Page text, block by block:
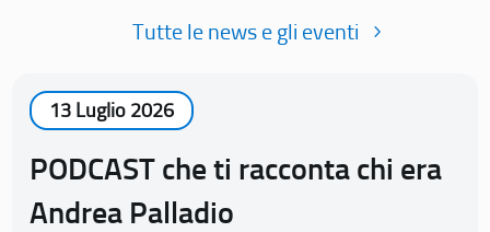
Tutte le news e gli eventi
13 Luglio 2026
PODCAST che ti racconta chi era
Andrea Palladio